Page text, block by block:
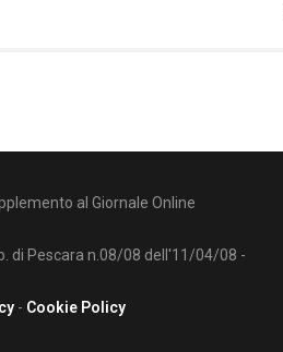
al Giornale Online
di Pescara n.08/08 dell'11/04/08 -
- Cookie Policy